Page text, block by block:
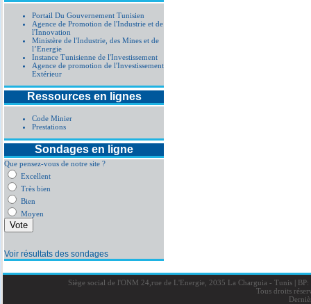
Portail Du Gouvernement Tunisien
Agence de Promotion de l'Industrie et de
l'Innovation
Ministère de l'Industrie, des Mines et de
l’Energie
Instance Tunisienne de l'Investissement
Agence de promotion de l'Investissement
Extérieur
Ressources en lignes
Code Minier
Prestations
Sondages en ligne
Que pensez-vous de notre site ?
Excellent
Très bien
Bien
Moyen
Voir résultats des sondages
Siège social de l'ONM 24,rue de L'Energie, 2035 La Charguia - Tunis |BP:
Tous droits